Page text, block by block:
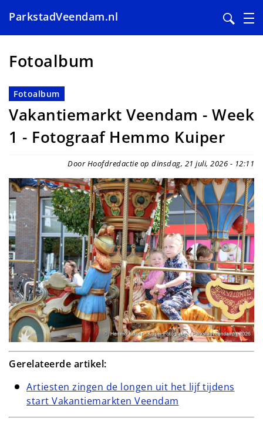
en
naar
de
inhoud
gaan
ParkstadVeendam.nl
Fotoalbum
Fotoalbum
Vakantiemarkt Veendam - Week
1 - Fotograaf Hemmo Kuiper
Door Hoofdredactie op dinsdag, 21 juli, 2026 - 12:11
Gerelateerde artikel:
Artiesten zingen de longen uit het lijf tijdens
start Vakantiemarkten Veendam